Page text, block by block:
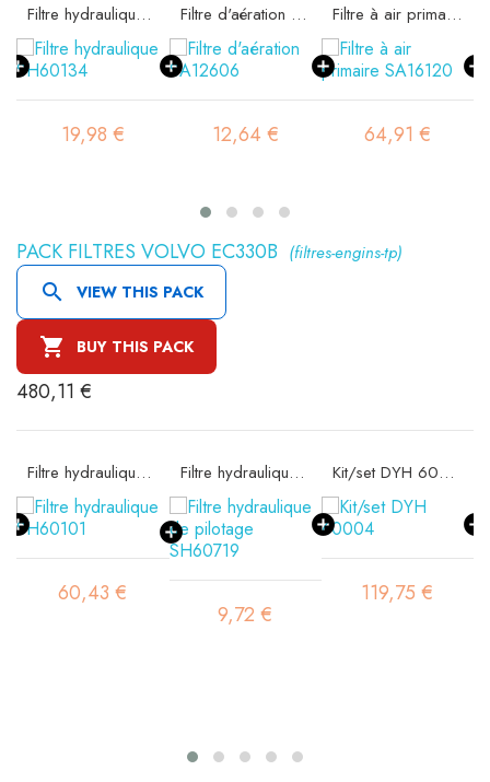
Filtre hydraulique SH60134
19,98 €
Filtre d'aération SA12606
12,64 €
Filtre à air primaire SA16120
64,91 €
PACK FILTRES VOLVO EC330B (filtres-engins-tp)
 VIEW THIS PACK
 BUY THIS PACK
480,11 €
Filtre hydraulique SH60101
60,43 €
Filtre hydraulique de pilotage SH60719
9,72 €
Kit/set DYH 60004
119,75 €